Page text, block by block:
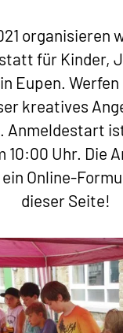
organisieren
für Kinder,
Eupen.
kreatives
Anmeldestart
10:00 Uhr. Die
Online-
dieser Seite!